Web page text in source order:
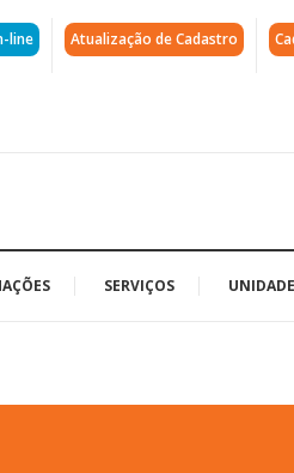
line Atualização de Cadastro
SERVIÇOS